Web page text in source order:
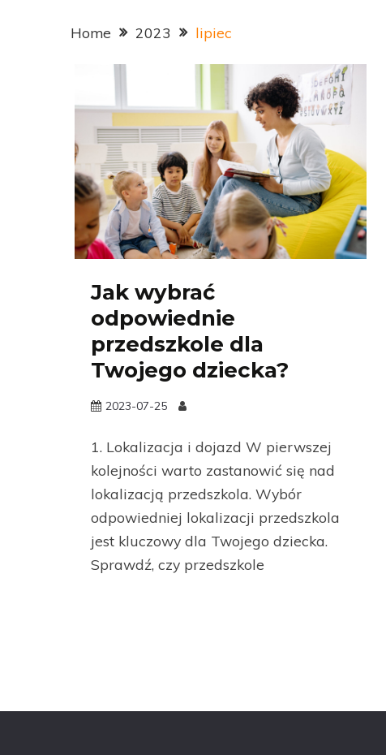
Home 2023 lipiec
Jak wybrać
odpowiednie
przedszkole dla
Twojego dziecka?
2023-07-25
1. Lokalizacja i dojazd W pierwszej
kolejności warto zastanowić się nad
lokalizacją przedszkola. Wybór
odpowiedniej lokalizacji przedszkola
jest kluczowy dla Twojego dziecka.
Sprawdź, czy przedszkole